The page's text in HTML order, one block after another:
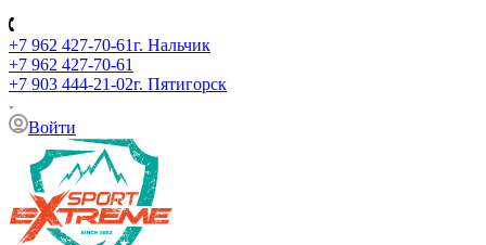
+7 962 427-70-61г. Нальчик
+7 962 427-70-61
+7 903 444-21-02г. Пятигорск
Войти